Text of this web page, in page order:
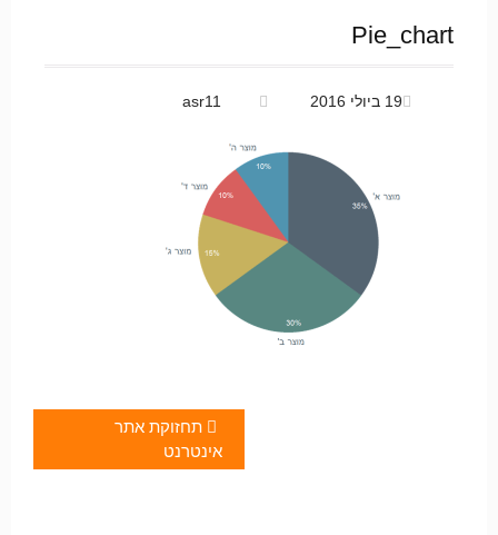
Pie_chart
19 ביולי 2016 asr11
תחזוקת אתר
אינטרנט